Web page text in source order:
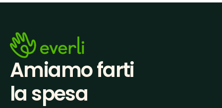
Amiamo farti
la spesa